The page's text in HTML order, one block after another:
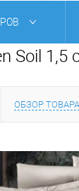
Soil 1,5
ОБЗОР ТОВАРА